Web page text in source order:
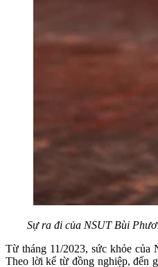
Sự ra đi của NSUT Bùi
Từ tháng 11/2023, sức khỏe
Theo lời kể từ đồng nghiệp, đến